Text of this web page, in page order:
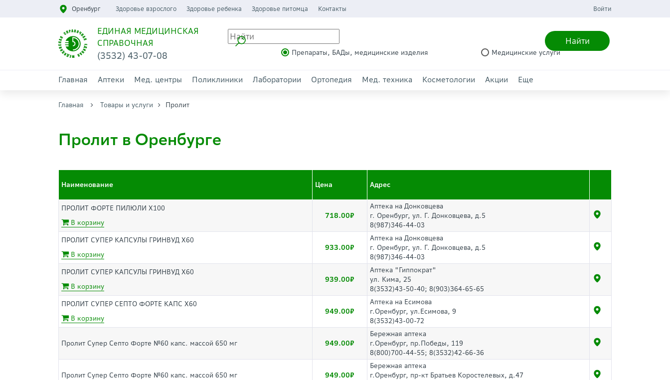
Оренбург Здоровье взрослого Здоровье ребенка Здоровье питомца Контакты Войти
ЕДИНАЯ МЕДИЦИНСКАЯ
СПРАВОЧНАЯ
(3532) 43-07-08
Найти
Препараты, БАДы, медицинские изделия Медицинские услуги
Главная Аптеки Мед. центры Поликлиники Лаборатории Ортопедия Мед. техника Косметологии Акции Еще
Главная Товары и услуги Пролит
Пролит в Оренбурге
Наименование Цена Адрес
ПРОЛИТ ФОРТЕ ПИЛЮЛИ Х100
В корзину
718.00
Аптека на Донковцева
г. Оренбург, ул. Г. Донковцева, д.5
8(987)346-44-03
ПРОЛИТ СУПЕР КАПСУЛЫ ГРИНВУД Х60
В корзину
933.00
Аптека на Донковцева
г. Оренбург, ул. Г. Донковцева, д.5
8(987)346-44-03
ПРОЛИТ СУПЕР КАПСУЛЫ ГРИНВУД Х60
В корзину
939.00
Аптека "Гиппократ"
ул. Кима, 25
8(3532)43-50-40; 8(903)364-65-65
ПРОЛИТ СУПЕР СЕПТО ФОРТЕ КАПС Х60
В корзину
949.00
Аптека на Есимова
г.Оренбург, ул.Есимова, 9
8(3532)43-00-72
Пролит Супер Септо Форте №60 капс. массой 650 мг 949.00
Бережная аптека
г.Оренбург, пр.Победы, 119
8(800)700-44-55; 8(3532)42-66-36
Пролит Супер Септо Форте №60 капс. массой 650 мг 949.00
Бережная аптека
г.Оренбург, пр-кт Братьев Коростелевых, д.47